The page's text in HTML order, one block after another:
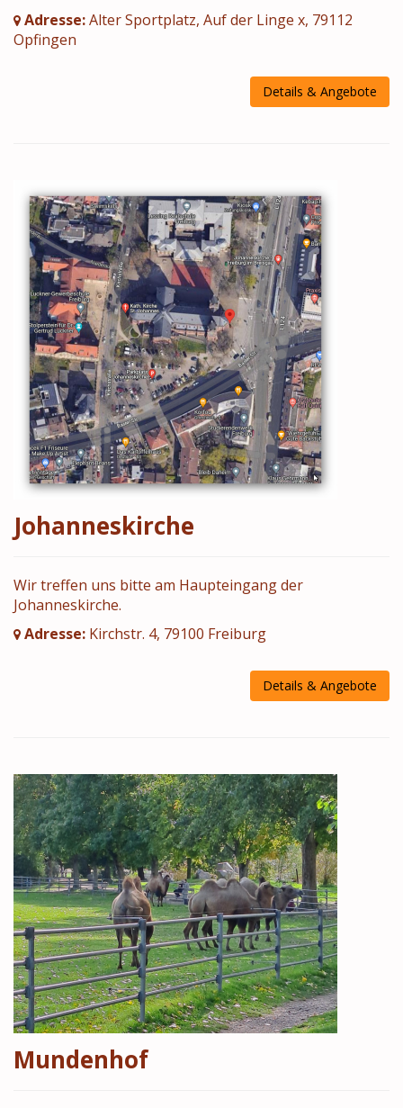
Adresse:Alter Sportplatz, Auf der Linge x, 79112
Opfingen
Details & Angebote
Johanneskirche
Wir treffen uns bitte am Haupteingang der
Johanneskirche.
Adresse: Kirchstr. 4, 79100 Freiburg
Details & Angebote
Mundenhof